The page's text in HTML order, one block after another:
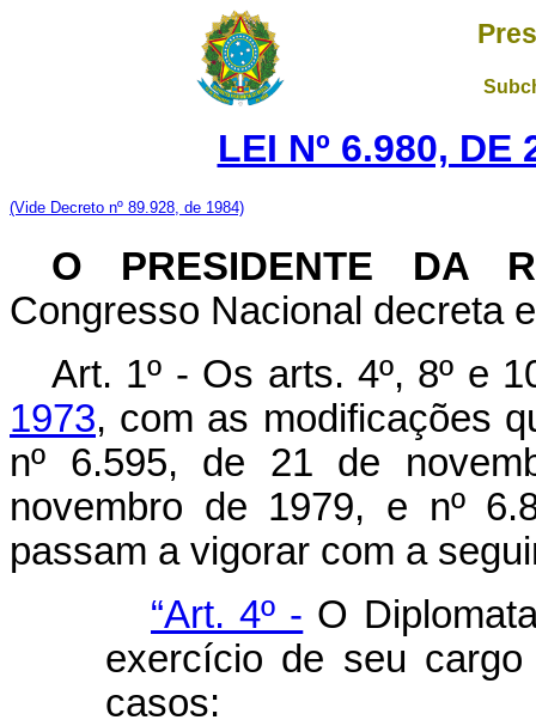
LEI Nº 6.980, DE
(Vide Decreto nº 89.928, de 1984)
O PRESIDENTE DA
Congresso Nacional decreta
Art. 1º - Os arts. 4º, 8º e
1973, com as modificações
nº 6.595, de 21 de
novembro de 1979, e nº
passam a vigorar com a
“Art. 4º - O
exercício de seu
casos: